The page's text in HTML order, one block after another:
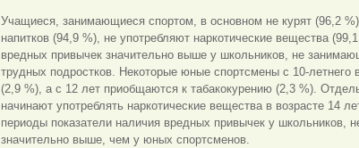
Учащиеся, занимающиеся спортом, в основном не курят (96,2
напитков (94,9 %), не употребляют наркотические вещества
вредных привычек значительно выше у школьников, не
трудных подростков. Некоторые юные спортсмены с 10-летнего
(2,9 %), а с 12 лет приобщаются к табакокурению (2,3 %).
начинают употреблять наркотические вещества в возрасте 14
периоды показатели наличия вредных привычек у школьников,
значительно выше, чем у юных спортсменов.